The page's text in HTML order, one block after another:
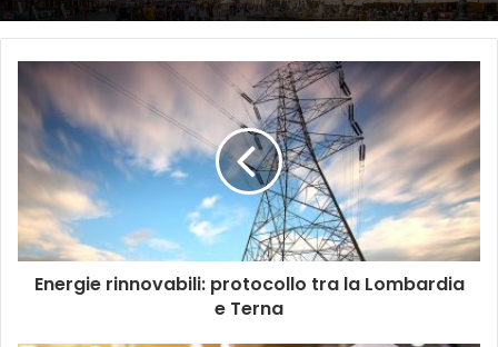
Energie rinnovabili: protocollo tra la Lombardia
e Terna